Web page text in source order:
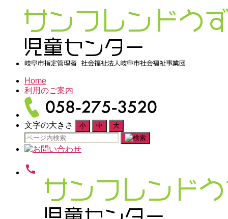
Home
利用のご案内
文字の大きさ 小 中 大
検
索
象:
call